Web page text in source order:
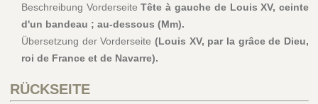
Beschreibung VorderseiteTête à gauche de Louis XV, ceinte
d'un bandeau ; au-dessous (Mm).
Übersetzung der Vorderseite (Louis XV, par la grâce de Dieu,
roi de France et de Navarre).
RÜCKSEITE